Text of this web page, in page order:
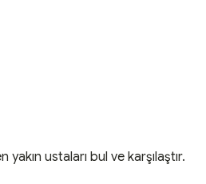
ustaları bul ve karşılaştır.